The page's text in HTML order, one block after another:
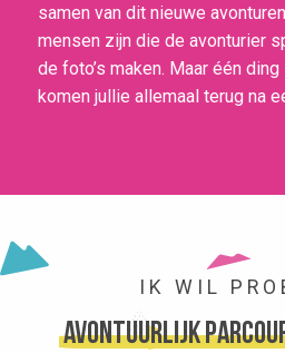
samen van dit nieuwe
mensen zijn die de avonturier
de foto’s maken. Maar één
komen jullie allemaal terug na
IK WIL
Avontuurlijk